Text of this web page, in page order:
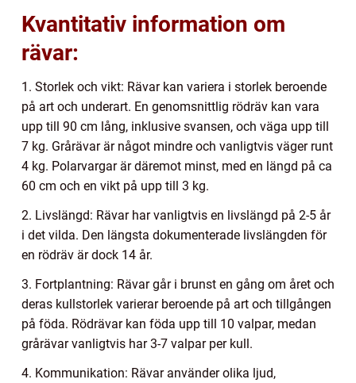
Kvantitativ information om
rävar:
1. Storlek och vikt: Rävar kan variera i storlek beroende
på art och underart. En genomsnittlig rödräv kan vara
upp till 90 cm lång, inklusive svansen, och väga upp till
7 kg. Grårävar är något mindre och vanligtvis väger runt
4 kg. Polarvargar är däremot minst, med en längd på ca
60 cm och en vikt på upp till 3 kg.
2. Livslängd: Rävar har vanligtvis en livslängd på 2-5 år
i det vilda. Den längsta dokumenterade livslängden för
en rödräv är dock 14 år.
3. Fortplantning: Rävar går i brunst en gång om året och
deras kullstorlek varierar beroende på art och tillgången
på föda. Rödrävar kan föda upp till 10 valpar, medan
grårävar vanligtvis har 3-7 valpar per kull.
4. Kommunikation: Rävar använder olika ljud,